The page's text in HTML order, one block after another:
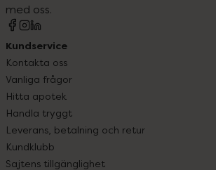
med oss.
Kundservice
Kontakta oss
Vanliga frågor
Hitta apotek
Handla tryggt
Leverans, betalning och retur
Kundklubb
Sajtens tillgänglighet